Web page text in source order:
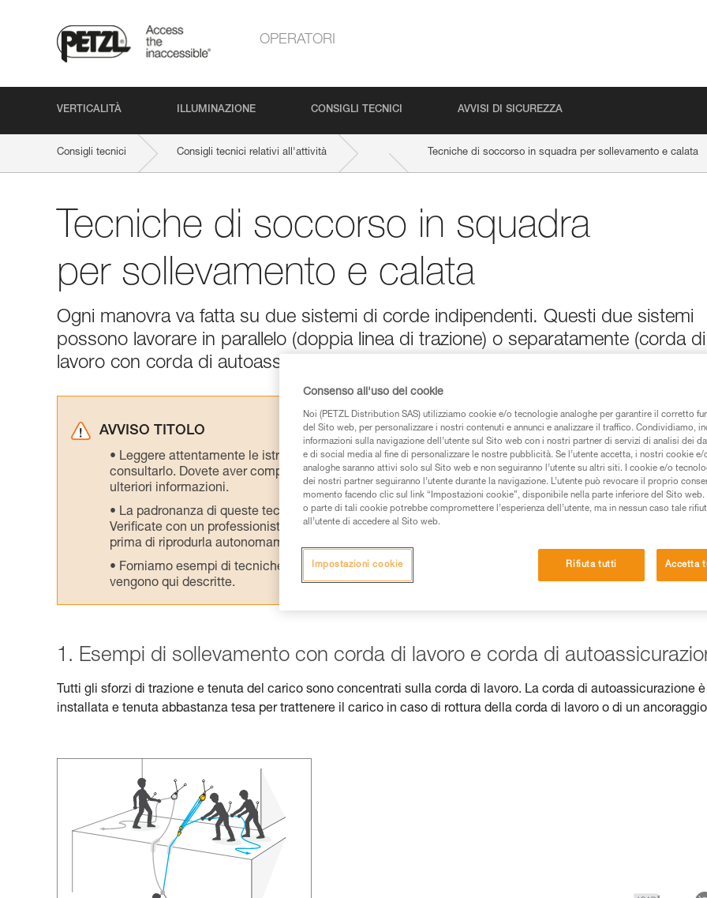
OPERATORI
VERTICALITÀ ILLUMINAZIONE CONSIGLI TECNICI AVVISI DI SICUREZZA
Consigli tecnici Consigli tecnici relativi all'attività Tecniche di soccorso in squadra per sollevamento e calata
Tecniche di soccorso in squadra
per sollevamento e calata
Ogni manovra va fatta su due sistemi di corde indipendenti. Questi due sistemi
possono lavorare in parallelo (doppia linea di trazione) o separatamente (corda di
lavoro con corda di autoassicurazione).
AVVISO TITOLO
Leggere attentamente le istruzioni tecniche dei prodotti utilizzati in questo consiglio prima di
consultarlo. Dovete aver compreso le informazioni dell’istruzione tecnica per poter capire queste
ulteriori informazioni.
La padronanza di queste tecniche richiede una formazione ed un addestramento specifico.
Verificate con un professionista la vostra capacità di rifare la manovra, da soli, in piena sicurezza,
prima di riprodurla autonomamente.
Forniamo esempi di tecniche relative alla vostra attività. Ne possono esistere altre che non
vengono qui descritte.
1. Esempi di sollevamento con corda di lavoro e corda di
Tutti gli sforzi di trazione e tenuta del carico sono concentrati sulla corda di lavoro. La corda di autoassicurazione è
installata e tenuta abbastanza tesa per trattenere il carico in caso di rottura della corda di lavoro o di un
Consenso all'uso dei cookie
Noi (PETZL Distribution SAS) utilizziamo cookie e/o tecnologie analoghe per garantire il corretto
del Sito web, per personalizzare i nostri contenuti e annunci e analizzare il traffico. Condividiamo,
informazioni sulla navigazione dell’utente sul Sito web con i nostri partner di servizi di analisi dei
e di social media al fine di personalizzare le nostre pubblicità. Se l’utente accetta, i nostri cookie
analoghe saranno attivi solo sul Sito web e non seguiranno l’utente su altri siti. I cookie e/o
dei nostri partner seguiranno l’utente durante la navigazione. L’utente può revocare il proprio
momento facendo clic sul link “Impostazioni cookie”, disponibile nella parte inferiore del Sito
o parte di tali cookie potrebbe compromettere l’esperienza dell’utente, ma in nessun caso tale
all’utente di accedere al Sito web.
Rifiuta tutti Accetta
Impostazioni cookie